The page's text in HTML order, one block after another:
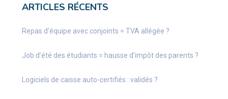
ARTICLES RÉCENTS
Repas d’équipe avec conjoints = TVA allégée ?
Job d’été des étudiants = hausse d’impôt des parents ?
Logiciels de caisse auto-certifiés : validés ?